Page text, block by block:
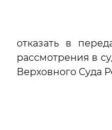
отказать в
рассмотрения в
Верховного Суда